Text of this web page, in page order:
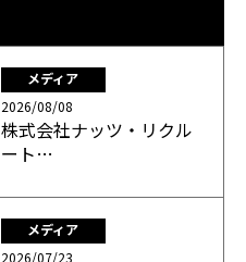
メディア
2026/08/08
株式会社ナッツ・リクル
ート…
メディア
2026/07/23